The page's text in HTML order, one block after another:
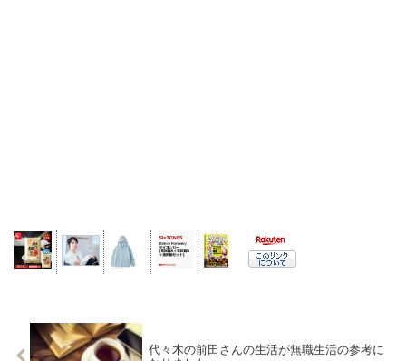
代々木の前田さんの生活が無職生活の参考に